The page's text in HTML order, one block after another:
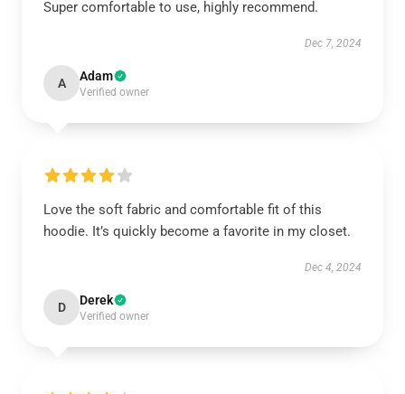
Super comfortable to use, highly recommend.
Dec 7, 2024
A Adam
Verified owner
Love the soft fabric and comfortable fit of this
hoodie. It’s quickly become a favorite in my closet.
Dec 4, 2024
D Derek
Verified owner